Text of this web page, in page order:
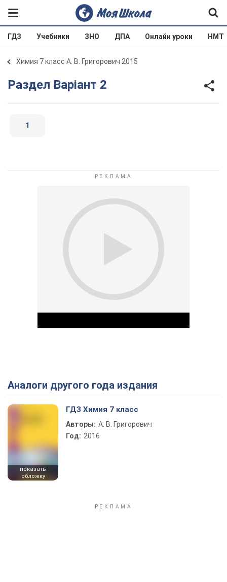
ГДЗ Учебники ЗНО ДПА Онлайн уроки НМТ
Химия 7 класс А. В. Григорович 2015
Раздел Варіант 2
1
Play Video
Аналоги другого года издания
показать
обложку
ГДЗ Химия 7 класс
Авторы: А. В. Григорович
Год: 2016